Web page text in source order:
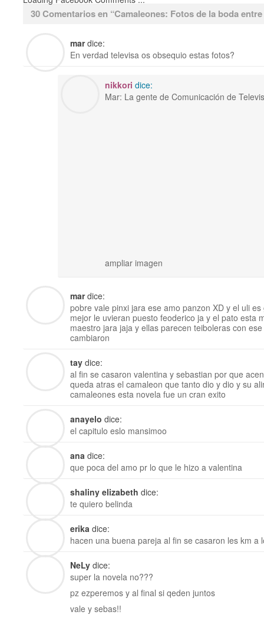
30 Comentarios en “Camaleones: Fotos de la boda
mar dice:
En verdad televisa os obsequio estas fotos?
nikkori dice:
Mar: La gente de Comunicación de
ampliar imagen
mar dice:
pobre vale pinxi jara ese amo panzon XD y el uli
mejor le uvieran puesto feoderico ja y el pato esta
maestro jara jaja y ellas parecen teiboleras con
cambiaron
tay dice:
al fin se casaron valentina y sebastian por que
queda atras el camaleon que tanto dio y dio y su
camaleones esta novela fue un cran exito
anayelo dice:
el capitulo eslo mansimoo
ana dice:
que poca del amo pr lo que le hizo a valentina
shaliny elizabeth dice:
te quiero belinda
erika dice:
hacen una buena pareja al fin se casaron les km a
NeLy dice:
super la novela no???
pz ezperemos y al final si qeden juntos
vale y sebas!!